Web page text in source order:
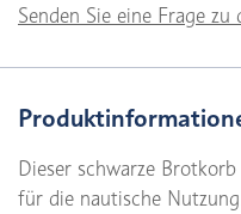
Senden Sie eine Frage
Dieser schwarze
für die nautische